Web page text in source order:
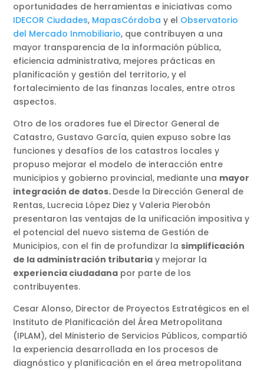
oportunidades de herramientas e iniciativas como
IDECOR Ciudades, MapasCórdoba y el Observatorio
del Mercado Inmobiliario, que contribuyen a una
mayor transparencia de la información pública,
eficiencia administrativa, mejores prácticas en
planificación y gestión del territorio, y el
fortalecimiento de las finanzas locales, entre otros
aspectos.
Otro de los oradores fue el Director General de
Catastro, Gustavo García, quien expuso sobre las
funciones y desafíos de los catastros locales y
propuso mejorar el modelo de interacción entre
municipios y gobierno provincial, mediante una mayor
integración de datos. Desde la Dirección General de
Rentas, Lucrecia López Diez y Valeria Pierobón
presentaron las ventajas de la unificación impositiva y
el potencial del nuevo sistema de Gestión de
Municipios, con el fin de profundizar la simplificación
de la administración tributaria y mejorar la
experiencia ciudadana por parte de los
contribuyentes.
Cesar Alonso, Director de Proyectos Estratégicos en el
Instituto de Planificación del Área Metropolitana
(IPLAM), del Ministerio de Servicios Públicos, compartió
la experiencia desarrollada en los procesos de
diagnóstico y planificación en el área metropolitana